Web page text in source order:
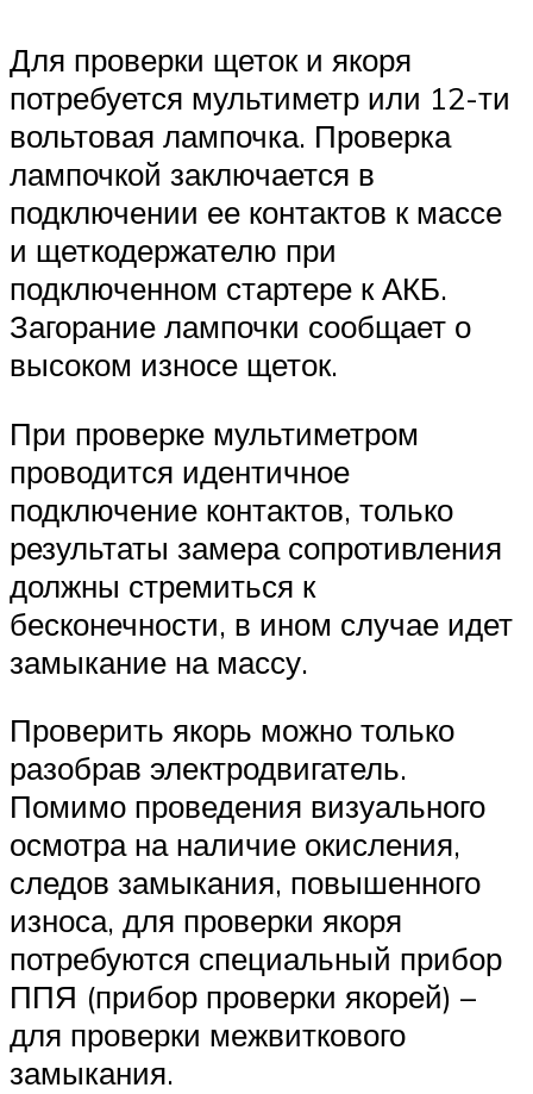
Для проверки щеток и якоря
потребуется мультиметр или 12-ти
вольтовая лампочка. Проверка
лампочкой заключается в
подключении ее контактов к массе
и щеткодержателю при
подключенном стартере к АКБ.
Загорание лампочки сообщает о
высоком износе щеток.
При проверке мультиметром
проводится идентичное
подключение контактов, только
результаты замера сопротивления
должны стремиться к
бесконечности, в ином случае идет
замыкание на массу.
Проверить якорь можно только
разобрав электродвигатель.
Помимо проведения визуального
осмотра на наличие окисления,
следов замыкания, повышенного
износа, для проверки якоря
потребуются специальный прибор
ППЯ (прибор проверки якорей) –
для проверки межвиткового
замыкания.